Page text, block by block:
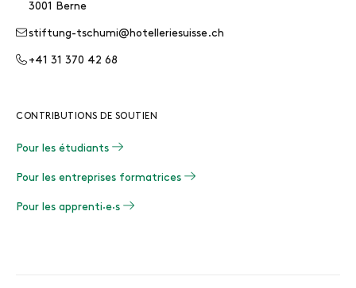
3001 Berne
stiftung-tschumi@hotelleriesuisse.ch
+41 31 370 42 68
CONTRIBUTIONS DE SOUTIEN
Pour les étudiants
Pour les entreprises formatrices
Pour les apprenti·e·s